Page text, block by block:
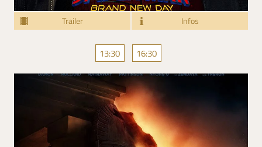
Trailer Infos
13:30 16:30